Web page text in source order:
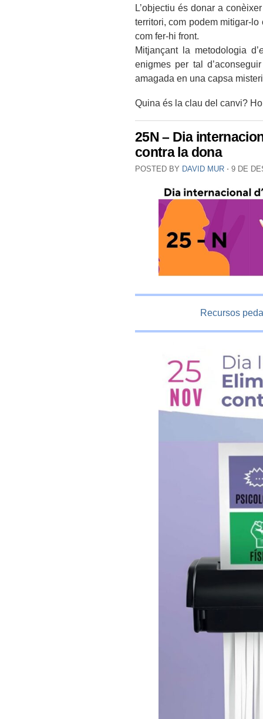
L’objectiu és donar a
territori, com podem mitigar-
com fer-hi front.
Mitjançant la metodologia d’
enigmes per tal
amagada en una capsa
Quina és la clau del canvi?
25N – Dia
contra la dona
POSTED BY DAVID MUR ⋅ 9 DE
Recursos